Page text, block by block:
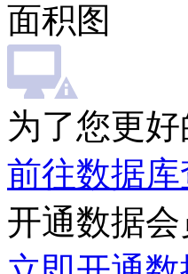
面积图
为了您更
前往数据库
开通数据